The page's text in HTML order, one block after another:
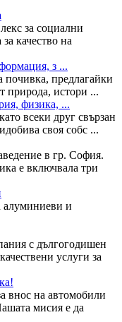
за социални
качество на
з ...
почивка, предлагайки
природа, истори ...
физика, ...
всеки друг свързан
своя собс ...
в гр. София.
е включвала три
алуминиеви и
с дългогодишен
услуги за
внос на автомобили
мисия е да